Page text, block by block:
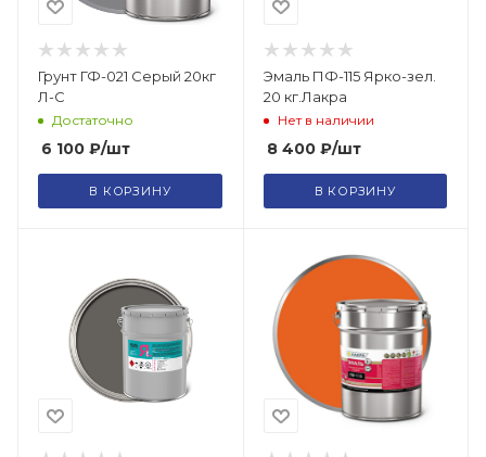
Грунт ГФ-021 Серый 20кг
Л-С
Достаточно
6 100 ₽/шт
В КОРЗИНУ
Эмаль ПФ-115 Ярко-зел.
20 кг.Лакра
Нет в наличии
8 400₽/шт
В КОРЗИНУ